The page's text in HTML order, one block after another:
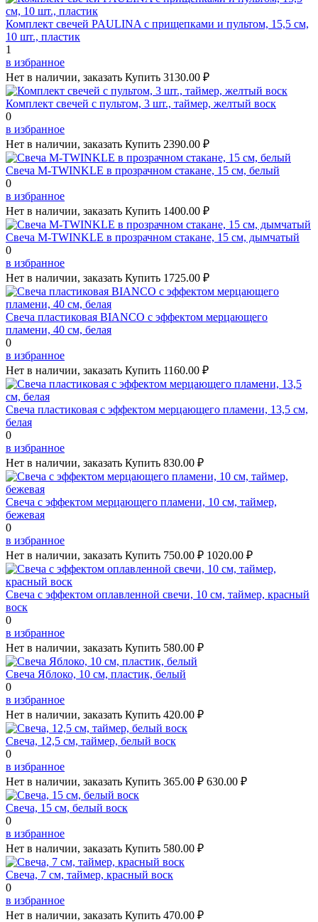
Комплект свечей PAULINA с прищепками и пультом, 15,5 см,
10 шт., пластик
1
в избранное
Нет в наличии, заказать Купить 3130.00 ₽
Комплект свечей с пультом, 3 шт., таймер, желтый воск
0
в избранное
Нет в наличии, заказать Купить 2390.00 ₽
Свеча M-TWINKLE в прозрачном стакане, 15 см, белый
0
в избранное
Нет в наличии, заказать Купить 1400.00 ₽
Свеча M-TWINKLE в прозрачном стакане, 15 см, дымчатый
0
в избранное
Нет в наличии, заказать Купить 1725.00 ₽
Свеча пластиковая BIANCO с эффектом мерцающего
пламени, 40 см, белая
0
в избранное
Нет в наличии, заказать Купить 1160.00 ₽
Свеча пластиковая с эффектом мерцающего пламени, 13,5 см,
белая
0
в избранное
Нет в наличии, заказать Купить 830.00 ₽
Свеча с эффектом мерцающего пламени, 10 см, таймер,
бежевая
0
в избранное
Нет в наличии, заказать Купить 750.00 ₽ 1020.00 ₽
Свеча с эффектом оплавленной свечи, 10 см, таймер, красный
воск
0
в избранное
Нет в наличии, заказать Купить 580.00 ₽
Свеча Яблоко, 10 см, пластик, белый
0
в избранное
Нет в наличии, заказать Купить 420.00 ₽
Свеча, 12,5 см, таймер, белый воск
0
в избранное
Нет в наличии, заказать Купить 365.00 ₽ 630.00 ₽
Свеча, 15 см, белый воск
0
в избранное
Нет в наличии, заказать Купить 580.00 ₽
Свеча, 7 см, таймер, красный воск
0
в избранное
Нет в наличии, заказать Купить 470.00 ₽